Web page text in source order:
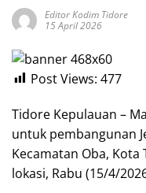
Editor Kodim Tidore
15 April 2026
Post Views: 477
Tidore Kepulauan –
untuk pembangunan
Kecamatan Oba,
lokasi, Rabu (15/4/